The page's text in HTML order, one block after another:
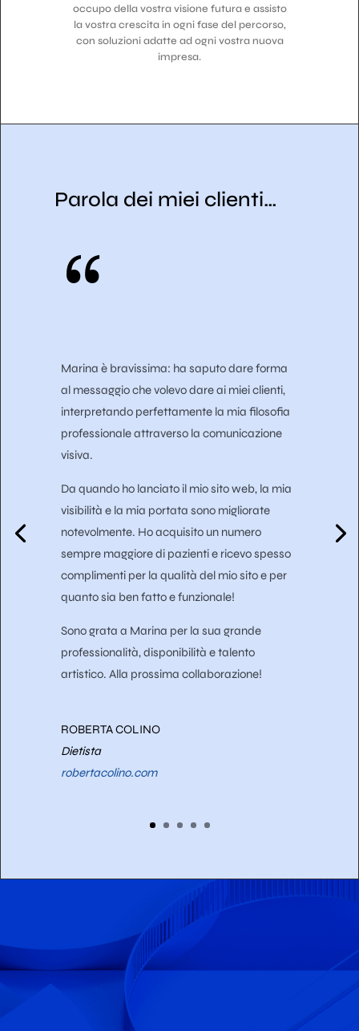
occupo della vostra visione futura e assisto
la vostra crescita in ogni fase del percorso,
con soluzioni adatte ad ogni vostra nuova
impresa.
Parola dei miei clienti…
“
Marina è bravissima: ha saputo dare forma
al messaggio che volevo dare ai miei clienti,
interpretando perfettamente la mia filosofia
professionale attraverso la comunicazione
visiva.
Da quando ho lanciato il mio sito web, la mia
visibilità e la mia portata sono migliorate
notevolmente. Ho acquisito un numero
sempre maggiore di pazienti e ricevo spesso
complimenti per la qualità del mio sito e per
quanto sia ben fatto e funzionale!
Sono grata a Marina per la sua grande
professionalità, disponibilità e talento
artistico. Alla prossima collaborazione!
ROBERTA COLINO
Dietista
robertacolino.com